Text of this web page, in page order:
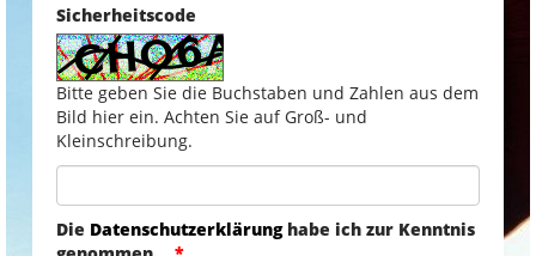
Sicherheitscode
Bitte geben Sie die Buchstaben und Zahlen aus dem
Bild hier ein. Achten Sie auf Groß- und
Kleinschreibung.
Die Datenschutzerklärunghabe ich zur Kenntnis